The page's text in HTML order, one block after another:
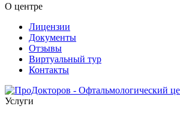
О центре
Лицензии
Документы
Отзывы
Виртуальный тур
Контакты
Услуги